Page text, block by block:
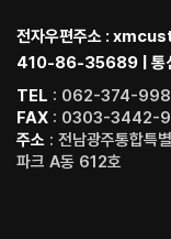
전자우편주소 :
410-86-35689 | 통
TEL : 062-374-
FAX : 0303-3442-
주소 : 전남광주통합특
파크 A동 612호